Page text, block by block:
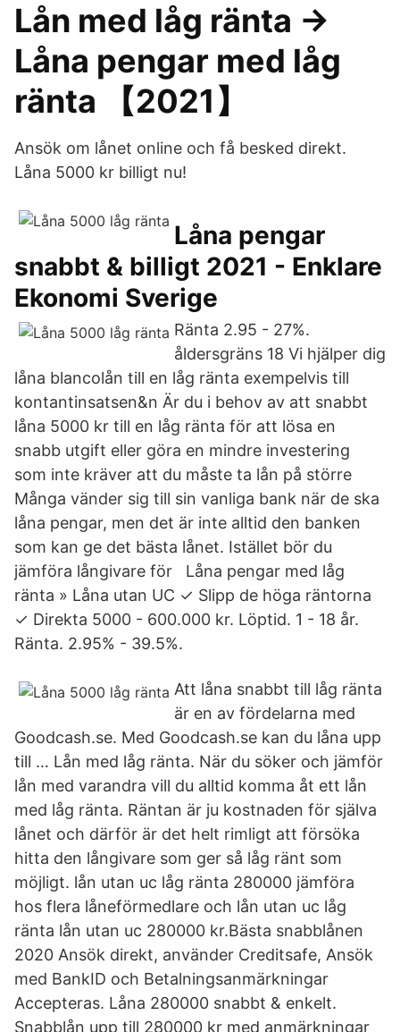
Lån med låg ränta →
Låna pengar med låg
ränta 【2021】
Ansök om lånet online och få besked direkt.
Låna 5000 kr billigt nu!
Låna pengar
snabbt & billigt 2021 - Enklare
Ekonomi Sverige
Ränta 2.95 - 27%.
åldersgräns 18 Vi hjälper dig
låna blancolån till en låg ränta exempelvis till
kontantinsatsen&n Är du i behov av att snabbt
låna 5000 kr till en låg ränta för att lösa en
snabb utgift eller göra en mindre investering
som inte kräver att du måste ta lån på större
Många vänder sig till sin vanliga bank när de ska
låna pengar, men det är inte alltid den banken
som kan ge det bästa lånet. Istället bör du
jämföra långivare för Låna pengar med låg
ränta » Låna utan UC ✓ Slipp de höga räntorna
✓ Direkta 5000 - 600.000 kr. Löptid. 1 - 18 år.
Ränta. 2.95% - 39.5%.
Att låna snabbt till låg ränta
är en av fördelarna med
Goodcash.se. Med Goodcash.se kan du låna upp
till … Lån med låg ränta. När du söker och jämför
lån med varandra vill du alltid komma åt ett lån
med låg ränta. Räntan är ju kostnaden för själva
lånet och därför är det helt rimligt att försöka
hitta den långivare som ger så låg ränt som
möjligt. lån utan uc låg ränta 280000 jämföra
hos flera låneförmedlare och lån utan uc låg
ränta lån utan uc 280000 kr.Bästa snabblånen
2020 Ansök direkt, använder Creditsafe, Ansök
med BankID‎ och Betalningsanmärkningar‎
Accepteras. Låna 280000 snabbt & enkelt.
Snabblån upp till 280000 kr med anmärkningar